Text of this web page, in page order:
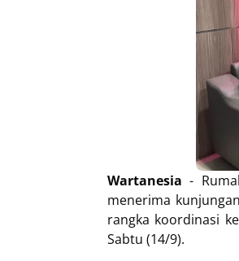
Wartanesia-
menerima
rangka koordinasi
Sabtu (14/9).